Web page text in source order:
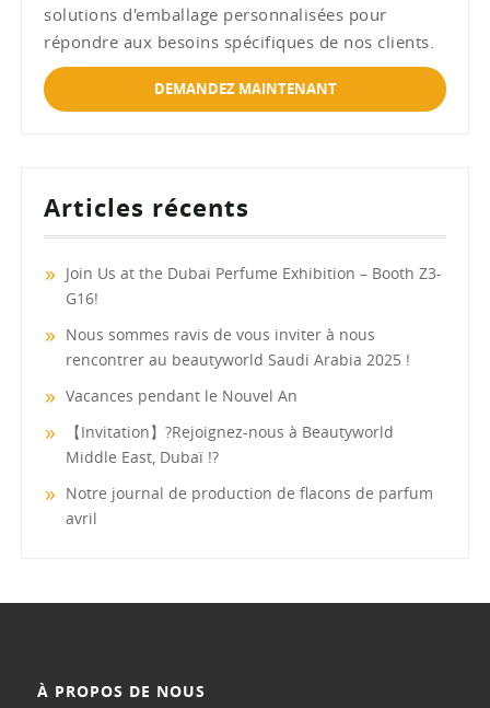
solutions d'emballage personnalisées pour
répondre aux besoins spécifiques de nos clients.
DEMANDEZ MAINTENANT
Articles récents
Join Us at the Dubai Perfume Exhibition – Booth Z3-
G16!
Nous sommes ravis de vous inviter à nous
rencontrer au beautyworld Saudi Arabia 2025 !
Vacances pendant le Nouvel An
【Invitation】?Rejoignez-nous à Beautyworld
Middle East, Dubaï !?
Notre journal de production de flacons de parfum
avril
À PROPOS DE NOUS